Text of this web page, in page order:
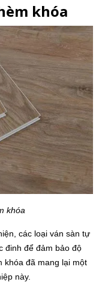
khóa
khóa
các loại ván sàn tự
đinh để đảm bảo độ
khóa đã mang lại một
này.